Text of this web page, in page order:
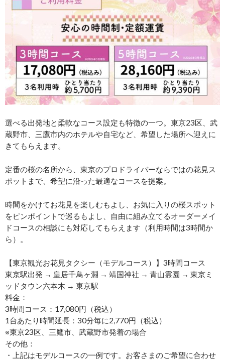
選べる出発地と柔軟なコース設定も特徴の一つ。東京23区、武
蔵野市、三鷹市内のホテルや自宅など、希望した場所へ迎えに
きてもらえます。
定番の桜の名所から、東京のプロドライバーならではの花見ス
ポットまで、希望に沿った最適なコースを提案。
時間をかけてお花見を楽しむもよし、お気に入りの桜スポット
をピンポイントで巡るもよし、自由に組み立てるオーダーメイ
ドコースの相談にも対応してもらえます（利用時間は3時間か
ら）。
【東京観光お花見タクシー（モデルコース）】3時間コース
東京駅出発 → 皇居千鳥ヶ淵 → 靖国神社 → 青山霊園 → 東京ミ
ッドタウン六本木 → 東京駅
料金：
3時間コース：17,080円（税込）
1台あたり時間延長：30分毎に2,770円（税込）
※東京23区、三鷹市、武蔵野市発着の場合
その他：
・上記はモデルコースの一例です。お客さまのご希望に合わせ